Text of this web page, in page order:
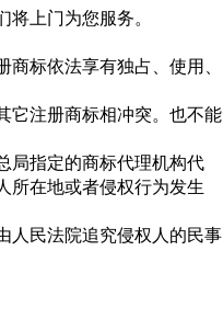
上门为您服务。
标依法享有独占、使用、
它注册商标相冲突。也不能
局指定的商标代理机构代
所在地或者侵权行为发生
人民法院追究侵权人的民事